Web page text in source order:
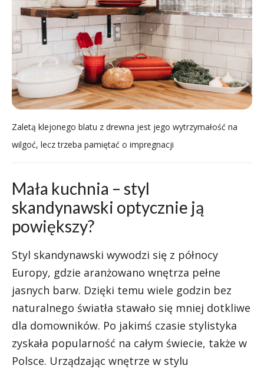
Zaletą klejonego blatu z drewna jest jego wytrzymałość na
wilgoć, lecz trzeba pamiętać o impregnacji
Mała kuchnia – styl
skandynawski optycznie ją
powiększy?
Styl skandynawski wywodzi się z północy
Europy, gdzie aranżowano wnętrza pełne
jasnych barw. Dzięki temu wiele godzin bez
naturalnego światła stawało się mniej dotkliwe
dla domowników. Po jakimś czasie stylistyka
zyskała popularność na całym świecie, także w
Polsce. Urządzając wnętrze w stylu